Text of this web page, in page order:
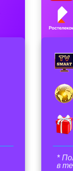
*
в